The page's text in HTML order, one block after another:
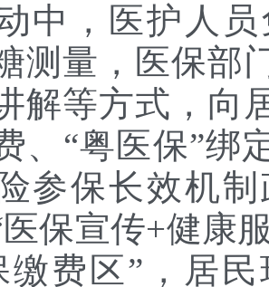
中，医护人
测量，医保部
解等方式，向
、“粤医保”绑
参保长效机
保宣传+健康
缴费区”，居